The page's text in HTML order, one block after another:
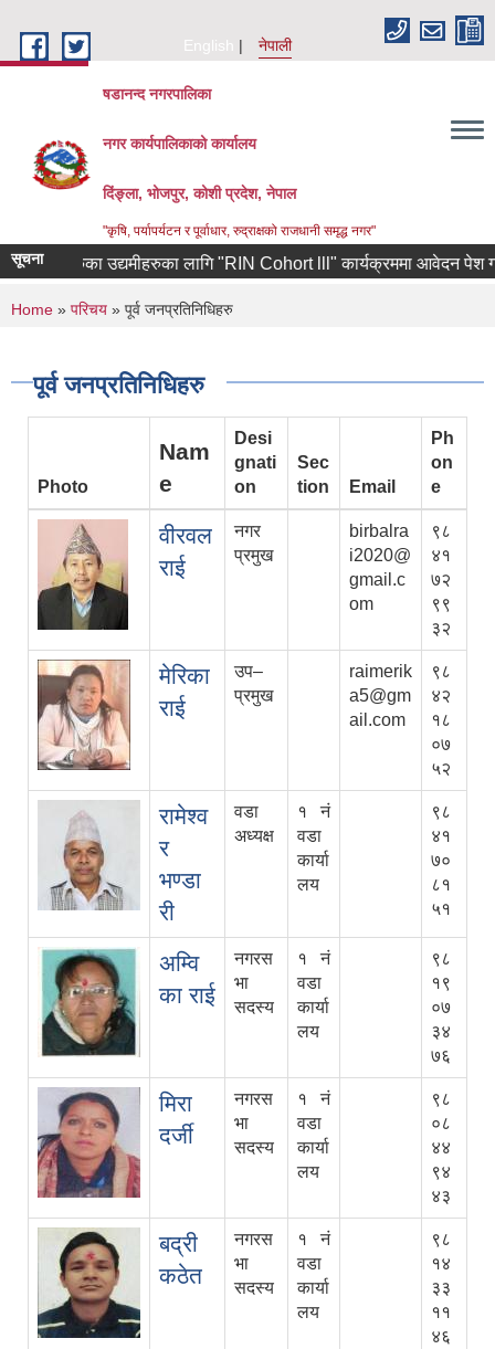
English
नेपाली
षडानन्द नगरपालिका
नगर कार्यपालिकाको कार्यालय
दिंङ्ला, भोजपुर, कोशी प्रदेश, नेपाल
"कृषि, पर्यापर्यटन र पूर्वाधार, रुद्राक्षको राजधानी समृद्ध नगर"
सूचना
फर्केका उद्यमीहरुका लागि "RIN Cohort lll" कार्यक्रममा आवेदन पेश गर्ने
You are here
Home » परिचय » पूर्व जनप्रतिनिधिहरु
पूर्व जनप्रतिनिधिहरु
Photo
Nam
e
Desi
gnati
on
Sec
tion
Email
Ph
on
e
वीरवल
राई
नगर
प्रमुख
birbalra
i2020@
gmail.c
om
९८
४१
७२
९९
३२
मेरिका
राई
उप–
प्रमुख
raimerik
a5@gm
ail.com
९८
४२
१८
०७
५२
रामेश्व
र
भण्डा
री
वडा
अध्यक्ष
१ नं
वडा
कार्या
लय
९८
४१
७०
८१
५१
अम्वि
का राई
नगरस
भा
सदस्य
१ नं
वडा
कार्या
लय
९८
१९
०७
३४
७६
मिरा
दर्जी
नगरस
भा
सदस्य
१ नं
वडा
कार्या
लय
९८
०८
४४
९४
४३
बद्री
कठेत
नगरस
भा
सदस्य
१ नं
वडा
कार्या
लय
९८
१४
३३
११
४६